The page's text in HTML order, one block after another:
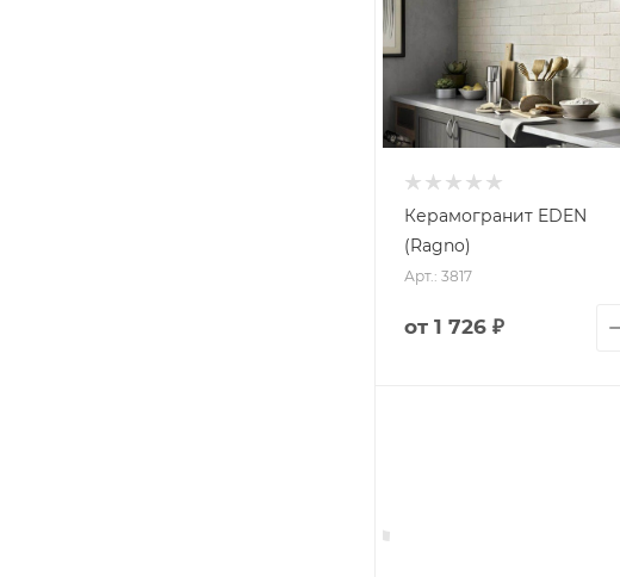
Керамогранит EDEN
(Ragno)
Арт.: 3817
от 1 726 ₽